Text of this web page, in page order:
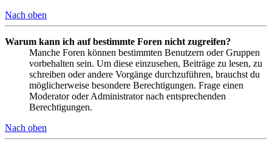
Nach oben
Warum kann ich auf bestimmte Foren nicht zugreifen?
Manche Foren können bestimmten Benutzern oder Gruppen
vorbehalten sein. Um diese einzusehen, Beiträge zu lesen, zu
schreiben oder andere Vorgänge durchzuführen, brauchst du
möglicherweise besondere Berechtigungen. Frage einen
Moderator oder Administrator nach entsprechenden
Berechtigungen.
Nach oben